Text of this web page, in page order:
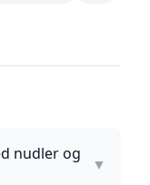
nudler og
▼